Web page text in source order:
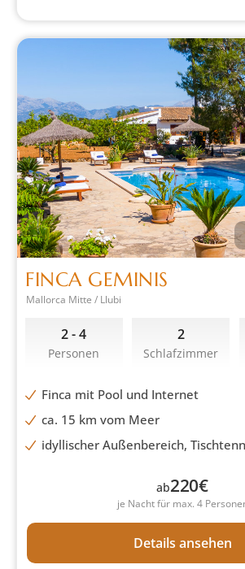
FINCA GEMINIS
Mallorca Mitte / Llubi
2 - 4
Personen
2
Schlafzimmer
Finca mit Pool und Internet
ca. 15 km vom Meer
idyllischer Außenbereich,
ab220€
je Nacht für max. 4
Details ansehen